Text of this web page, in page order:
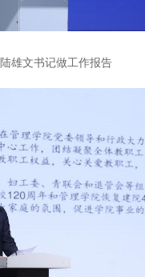
陆雄文书记做工作报告